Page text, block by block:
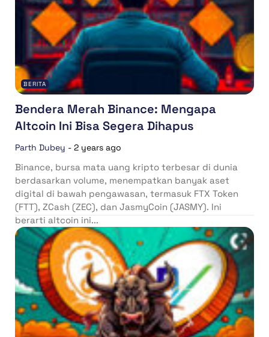
BERITA
Bendera Merah Binance: Mengapa
Altcoin Ini Bisa Segera Dihapus
Parth Dubey - 2 years ago
Binance, bursa mata uang kripto terbesar di dunia
berdasarkan volume, menempatkan banyak aset
digital di bawah pengawasan, termasuk FTX Token
(FTT), ZCash (ZEC), dan JasmyCoin (JASMY). Ini
berarti altcoin ini...